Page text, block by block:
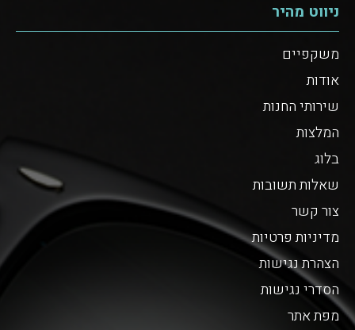
ניווט מהיר
משקפיים
אודות
שירותי החנות
המלצות
בלוג
שאלות תשובות
צור קשר
מדיניות פרטיות
הצהרת נגישות
הסדרי נגישות
מפת אתר